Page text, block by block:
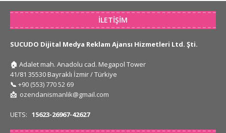
İLETIŞIM
SUCUDO Dijital Medya Reklam Ajansı Hizmetleri Ltd. Şti.
🏠 Adalet mah. Anadolu cad. Megapol Tower
41/81 35530 Bayraklı İzmir / Türkiye
📞 +90 (553) 770 52 69
📩 ozendanismanlik@gmail.com
UETS: 15623-26967-42627